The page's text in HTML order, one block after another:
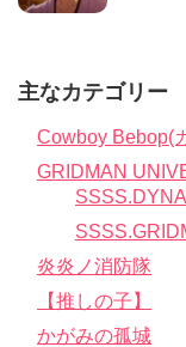
主なカテゴリー
Cowboy Bebop(
GRIDMAN
炎炎ノ消防隊
【推しの子】
かがみの孤城